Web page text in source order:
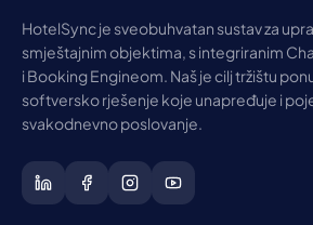
HotelSync je sveobuhvatan sustav za
smještajnim objektima, s integriranim
i Booking Engineom. Naš je cilj tržištu
softversko rješenje koje unapređuje i
svakodnevno poslovanje.